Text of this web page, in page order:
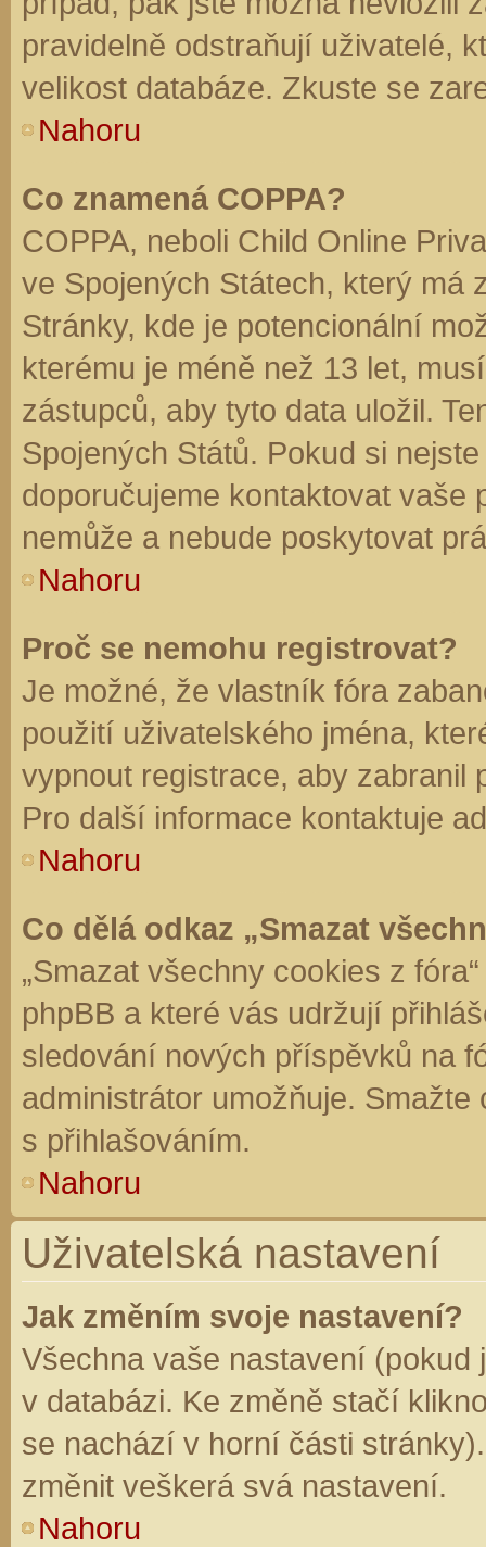
pravidelně odstraňují uživatelé,
velikost databáze. Zkuste se
Nahoru
Co znamená COPPA?
COPPA, neboli Child Online
ve Spojených Státech, který má
Stránky, kde je potencionální
kterému je méně než 13 let,
zástupců, aby tyto data uložil.
Spojených Států. Pokud si
doporučujeme kontaktovat vaše
nemůže a nebude poskytovat
Nahoru
Proč se nemohu registrovat?
Je možné, že vlastník fóra
použití uživatelského jména,
vypnout registrace, aby zabranil
Pro další informace kontaktuje
Nahoru
Co dělá odkaz „Smazat
„Smazat všechny cookies z
phpBB a které vás udržují
sledování nových příspěvků na
administrátor umožňuje.
s přihlašováním.
Nahoru
Uživatelská nastavení
Jak změním svoje nastavení?
Všechna vaše nastavení (pokud
v databázi. Ke změně stačí
se nachází v horní části
změnit veškerá svá nastavení.
Nahoru